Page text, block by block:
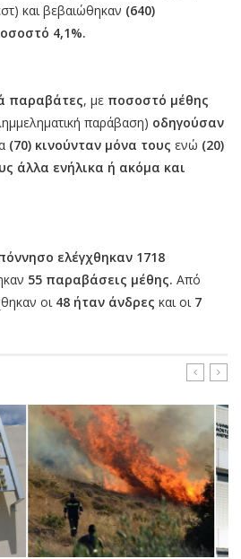
και βεβαιώθηκαν (640)
4,1%.
παραβάτες, με ποσοστό μέθης
παράβαση) οδηγούσαν
(70) κινούνταν μόνα τους ενώ (20)
άλλα ενήλικα ή ακόμα και
ελέγχθηκαν 1718
55 παραβάσεις μέθης. Από
οι 48 ήταν άνδρες και οι 7